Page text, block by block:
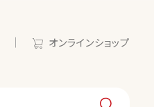
オンラインショップ